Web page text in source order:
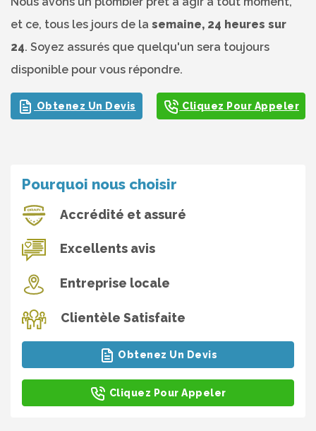
et ce, tous les jours de la semaine, 24 heures sur
24. Soyez assurés que quelqu'un sera toujours
disponible pour vous répondre.
Obtenez Un Devis Cliquez Pour Appeler
Pourquoi nous choisir
Accrédité et assuré
Excellents avis
Entreprise locale
Clientèle Satisfaite
Obtenez Un Devis
Cliquez Pour Appeler